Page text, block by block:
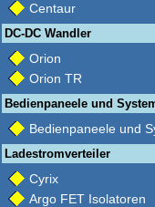
Centaur
DC-DC Wandler
Orion
Orion TR
Bedienpaneele und
Bedienpaneele und
Ladestromverteiler
Cyrix
Argo FET Isolatoren